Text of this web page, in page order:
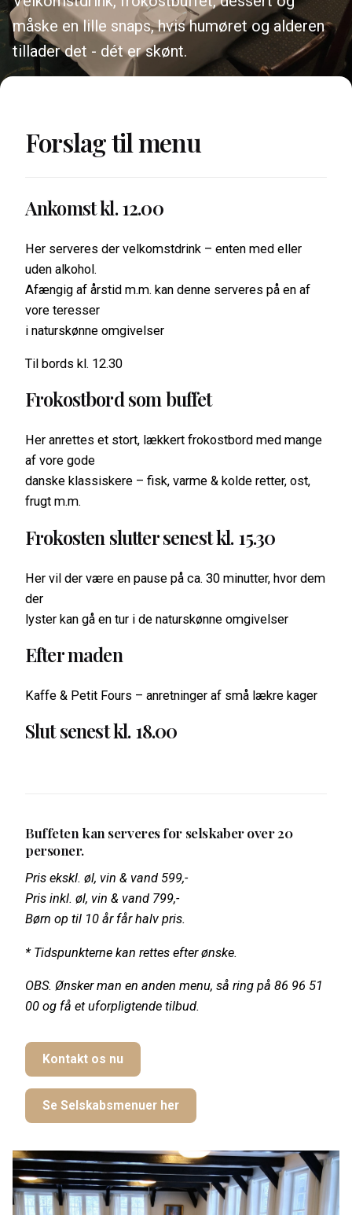
måske en lille snaps, hvis humøret og alderen
tillader det - dét er skønt.
Forslag til menu
Ankomst kl. 12.00
Her serveres der velkomstdrink – enten med eller
uden alkohol.
Afængig af årstid m.m. kan denne serveres på en af
vore teresser
i naturskønne omgivelser
Til bords kl. 12.30
Frokostbord som buffet
Her anrettes et stort, lækkert frokostbord med mange
af vore gode
danske klassiskere – fisk, varme & kolde retter, ost,
frugt m.m.
Frokosten slutter senest kl. 15.30
Her vil der være en pause på ca. 30 minutter, hvor dem
der
lyster kan gå en tur i de naturskønne omgivelser
Efter maden
Kaffe & Petit Fours – anretninger af små lækre kager
Slut senest kl. 18.00
Buffeten kan serveres for selskaber over 20
personer.
Pris ekskl. øl, vin & vand 599,-
Pris inkl. øl, vin & vand 799,-
Børn op til 10 år får halv pris.
* Tidspunkterne kan rettes efter ønske.
OBS. Ønsker man en anden menu, så ring på 86 96 51
00 og få et uforpligtende tilbud.
Kontakt os nu
Se Selskabsmenuer her